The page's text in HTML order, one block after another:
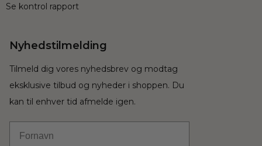
Se kontrol rapport
Nyhedstilmelding
Tilmeld dig vores nyhedsbrev og modtag
eksklusive tilbud og nyheder i shoppen. Du
kan til enhver tid afmelde igen.